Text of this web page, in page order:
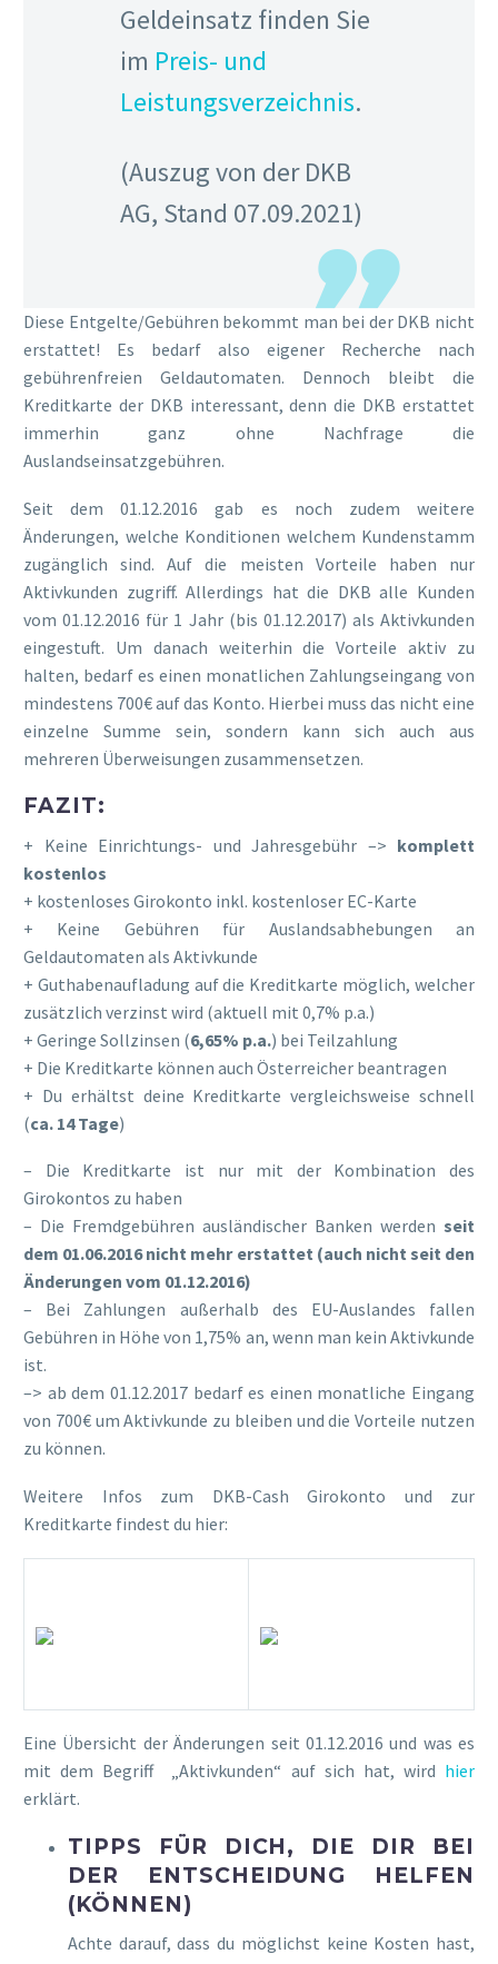
Geldeinsatz finden Sie
im Preis- und
Leistungsverzeichnis.
(Auszug von der DKB
AG, Stand 07.09.2021)
Diese Entgelte/Gebühren bekommt man bei der DKB nicht
erstattet! Es bedarf also eigener Recherche nach
gebührenfreien Geldautomaten. Dennoch bleibt die
Kreditkarte der DKB interessant, denn die DKB erstattet
immerhin ganz ohne Nachfrage die
Auslandseinsatzgebühren.
Seit dem 01.12.2016 gab es noch zudem weitere
Änderungen, welche Konditionen welchem Kundenstamm
zugänglich sind. Auf die meisten Vorteile haben nur
Aktivkunden zugriff. Allerdings hat die DKB alle Kunden
vom 01.12.2016 für 1 Jahr (bis 01.12.2017) als Aktivkunden
eingestuft. Um danach weiterhin die Vorteile aktiv zu
halten, bedarf es einen monatlichen Zahlungseingang von
mindestens 700€ auf das Konto. Hierbei muss das nicht eine
einzelne Summe sein, sondern kann sich auch aus
mehreren Überweisungen zusammensetzen.
FAZIT:
+ Keine Einrichtungs- und Jahresgebühr –> komplett
kostenlos
+ kostenloses Girokonto inkl. kostenloser EC-Karte
+ Keine Gebühren für Auslandsabhebungen an
Geldautomaten als Aktivkunde
+ Guthabenaufladung auf die Kreditkarte möglich, welcher
zusätzlich verzinst wird (aktuell mit 0,7% p.a.)
+ Geringe Sollzinsen (6,65% p.a.) bei Teilzahlung
+ Die Kreditkarte können auch Österreicher beantragen
+ Du erhältst deine Kreditkarte vergleichsweise schnell
(ca. 14 Tage)
– Die Kreditkarte ist nur mit der Kombination des
Girokontos zu haben
– Die Fremdgebühren ausländischer Banken werden seit
dem 01.06.2016 nicht mehr erstattet (auch nicht seit den
Änderungen vom 01.12.2016)
– Bei Zahlungen außerhalb des EU-Auslandes fallen
Gebühren in Höhe von 1,75% an, wenn man kein Aktivkunde
ist.
–> ab dem 01.12.2017 bedarf es einen monatliche Eingang
von 700€ um Aktivkunde zu bleiben und die Vorteile nutzen
zu können.
Weitere Infos zum DKB-Cash Girokonto und zur
Kreditkarte findest du hier:
Eine Übersicht der Änderungen seit 01.12.2016 und was es
mit dem Begriff „Aktivkunden“ auf sich hat, wird hier
erklärt.
TIPPS FÜR DICH, DIE DIR BEI
DER ENTSCHEIDUNG HELFEN
(KÖNNEN)
Achte darauf, dass du möglichst keine Kosten hast,